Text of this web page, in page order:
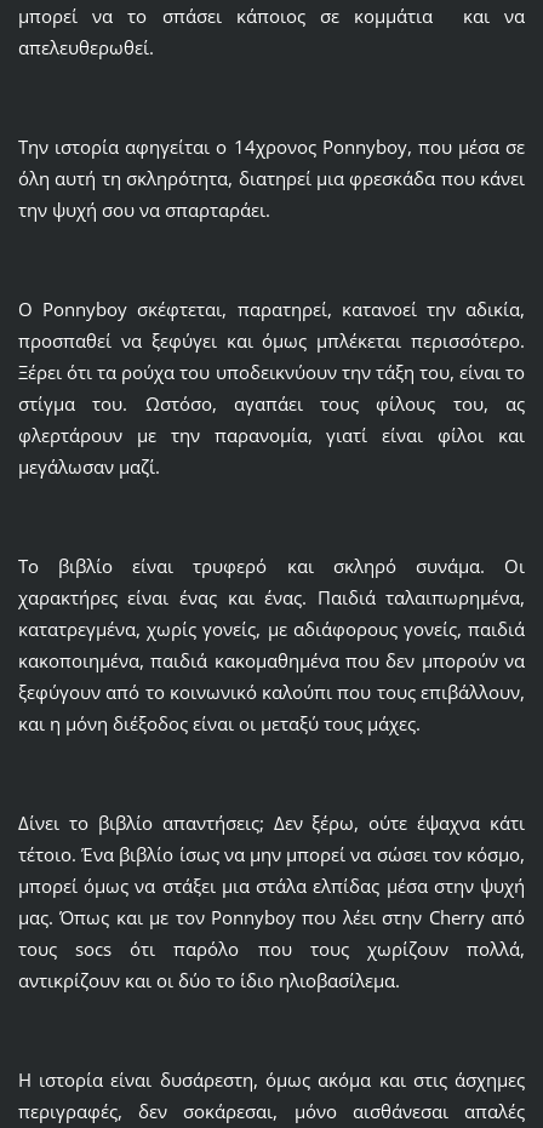
μπορεί να το σπάσει κάποιος σε κομμάτια και να
απελευθερωθεί.
Την ιστορία αφηγείται ο 14χρονος Ponnyboy, που μέσα σε
όλη αυτή τη σκληρότητα, διατηρεί μια φρεσκάδα που κάνει
την ψυχή σου να σπαρταράει.
Ο Ponnyboy σκέφτεται, παρατηρεί, κατανοεί την αδικία,
προσπαθεί να ξεφύγει και όμως μπλέκεται περισσότερο.
Ξέρει ότι τα ρούχα του υποδεικνύουν την τάξη του, είναι το
στίγμα του. Ωστόσο, αγαπάει τους φίλους του, ας
φλερτάρουν με την παρανομία, γιατί είναι φίλοι και
μεγάλωσαν μαζί.
Το βιβλίο είναι τρυφερό και σκληρό συνάμα. Οι
χαρακτήρες είναι ένας και ένας. Παιδιά ταλαιπωρημένα,
κατατρεγμένα, χωρίς γονείς, με αδιάφορους γονείς, παιδιά
κακοποιημένα, παιδιά κακομαθημένα που δεν μπορούν να
ξεφύγουν από το κοινωνικό καλούπι που τους επιβάλλουν,
και η μόνη διέξοδος είναι οι μεταξύ τους μάχες.
Δίνει το βιβλίο απαντήσεις; Δεν ξέρω, ούτε έψαχνα κάτι
τέτοιο. Ένα βιβλίο ίσως να μην μπορεί να σώσει τον κόσμο,
μπορεί όμως να στάξει μια στάλα ελπίδας μέσα στην ψυχή
μας. Όπως και με τον Ponnyboy που λέει στην Cherry από
τους socs ότι παρόλο που τους χωρίζουν πολλά,
αντικρίζουν και οι δύο το ίδιο ηλιοβασίλεμα.
Η ιστορία είναι δυσάρεστη, όμως ακόμα και στις άσχημες
περιγραφές, δεν σοκάρεσαι, μόνο αισθάνεσαι απαλές